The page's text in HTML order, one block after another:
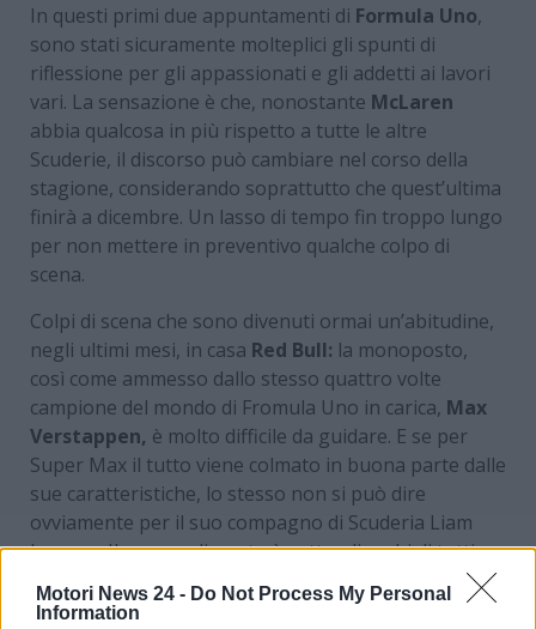
Motori News 24 - Do Not Process My Personal
Information
In questi primi due appuntamenti di Formula Uno,
sono stati sicuramente molteplici gli spunti di
riflessione per gli appassionati e gli addetti ai lavori
vari. La sensazione è che, nonostante McLaren
abbia qualcosa in più rispetto a tutte le altre
Scuderie, il discorso può cambiare nel corso della
stagione, considerando soprattutto che quest’ultima
finirà a dicembre. Un lasso di tempo fin troppo lungo
per non mettere in preventivo qualche colpo di
scena.
Colpi di scena che sono divenuti ormai un’abitudine,
negli ultimi mesi, in casa Red Bull: la monoposto,
così come ammesso dallo stesso quattro volte
campione del mondo di Fromula Uno in carica, Max
Verstappen, è molto difficile da guidare. E se per
Super Max il tutto viene colmato in buona parte dalle
sue caratteristiche, lo stesso non si può dire
ovviamente per il suo compagno di Scuderia Liam
Lawson. Il suo rendimento è sotto gli occhi di tutti,
scatenando così le critiche e anche le voci su un
possibile cambio in corso d’opera sulla monoposto